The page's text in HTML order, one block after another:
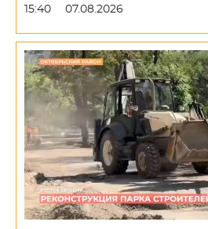
15:40 07.08.2026